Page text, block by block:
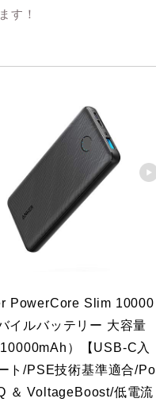
す！
PowerCore Slim 10000
イルバッテリー 大容量
）【USB-C入
ト/PSE技術基準適合/Po
＆ VoltageBoost/低電流